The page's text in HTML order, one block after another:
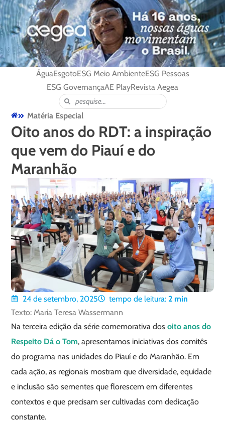
ÁguaEsgotoESG Meio AmbienteESG Pessoas
ESG GovernançaAE PlayRevista Aegea
Matéria Especial
Oito anos do RDT: a inspiração
que vem do Piauí e do
Maranhão
24 de setembro, 2025 tempo de leitura: 2 min
Texto: Maria Teresa Wassermann
Na terceira edição da série comemorativa dosoito anos do
Respeito Dá o Tom, apresentamos iniciativas dos comitês
do programa nas unidades do Piauí e do Maranhão. Em
cada ação, as regionais mostram que diversidade, equidade
e inclusão são sementes que florescem em diferentes
contextos e que precisam ser cultivadas com dedicação
constante.